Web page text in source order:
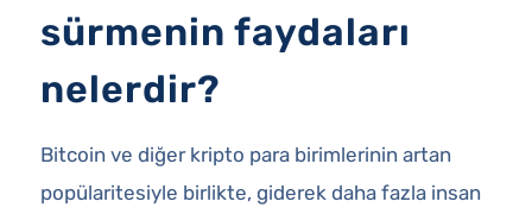
sürmenin faydaları
nelerdir?
Bitcoin ve diğer kripto para birimlerinin artan
popülaritesiyle birlikte, giderek daha fazla insan